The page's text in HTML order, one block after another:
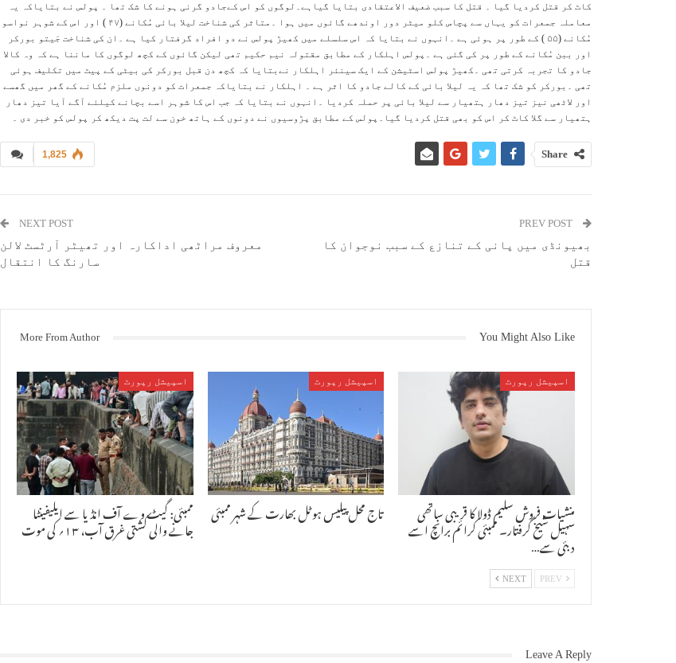
کاٹ کر قتل کردیا گیا ۔ قتل کا سبب ضعیف الاعتقادی بتایا گیاہے۔لوگوں کو اس کےجادو گرنی ہونے کا شک تھا ۔ پولس نے بتایاکہ یہ
معاملہ جمعرات کو یہاں سے پچاس کلو میٹر دور اوندھے گائوں میں ہوا ۔متاثر کی شناخت لیلا بائی مُکانے (۴۷ ) اور اس کے شوہر نواسو
مُکانے (۵۵ ) کے طور پر ہوئی ہے ۔انہوں نے بتایا کہ اس سلسلے میں کھیڑ پولس نے دو افراد گرفتار کیا ہے ۔ان کی شناخت جَیتو بورکر
اور ببن مُکانے کے طور پر کی گئی ہے ۔پولس اہلکار کے مطابق مقتولہ نیم حکیم تھی لیکن گائوں کے کچھ لوگوں کا ماننا ہے کہ وہ کالا
جادو کا تجربہ کرتی تھی ۔کھیڑ پولس اسٹیشن کے ایک سینئر اہلکار نےبتایا کہ کچھ دن قبل بورکر کی بیٹی کے پیٹ میں تکلیف ہوئی
تھی ۔بورکر کو شک تھا کہ یہ لیلا بائی کے کالے جادو کا اثر ہے ۔ اہلکار نے بتایاکہ جمعرات کو دونوں ملزم مُکانے کے گھر میں گھسے
اور لاٹھی نیز تیز دھار ہتھیار سے لیلا بائی پر حملہ کردیا ۔انہوں نے بتایا کہ جب اس کا شوہر اسے بچانے کیلئے آگے آیا تیز دھار
ہتھیار سے گلا کاٹ کر اس کو بھی قتل کردیا گیا۔پولس کے مطابق پڑوسیوں نے دونوں کے ہاتھ خون سے لت پت دیکھ کر پولس کو خبر دی ۔
1,825 Share
بھیونڈی میں پانی کے تنازع کے سبب نوجوان کا
قتل
NEXT POST
معروف مراٹھی اداکارہ اور تھیٹر آرٹسٹ لالن
سارنگ کا انتقال
You Might Also Like
More From Author
اسپیشل رپورٹ
منشیات فروش سلیم ڈولا کا قریبی ساتھی
سہیل شیخ گرفتار۔ ممبئی کرائم برانچ اسے
دبئی سے…
اسپیشل رپورٹ
تاج محل پیلیس ہوٹل بھارت کے شہر ممبئی
اسپیشل رپورٹ
ممبئی: گیٹ وے آف انڈیا سے ایلیفینٹا
جانے والی کشتی غرق آب، ۱۳؍ کی موت
NEXT
Leave A Reply